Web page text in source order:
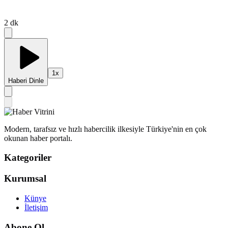
2 dk
Haberi Dinle
1 x
Modern, tarafsız ve hızlı habercilik ilkesiyle Türkiye'nin en çok
okunan haber portalı.
Kategoriler
Kurumsal
Künye
İletişim